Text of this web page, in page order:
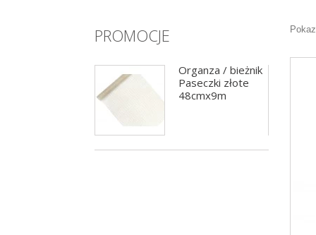
PROMOCJE
Organza / bieżnik
Paseczki złote
48cmx9m